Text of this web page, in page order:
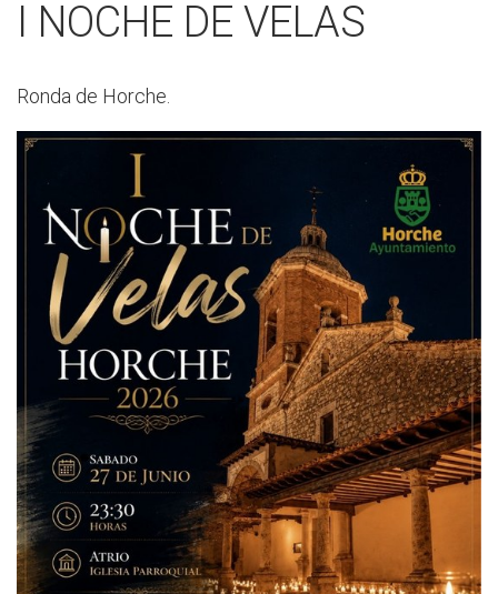
I NOCHE DE VELAS
Ronda de Horche.